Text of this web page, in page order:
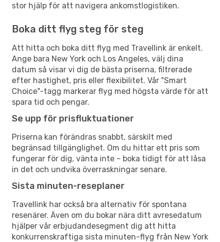
stor hjälp för att navigera ankomstlogistiken.
Boka ditt flyg steg för steg
Att hitta och boka ditt flyg med Travellink är enkelt.
Ange bara New York och Los Angeles, välj dina
datum så visar vi dig de bästa priserna, filtrerade
efter hastighet, pris eller flexibilitet. Vår "Smart
Choice"-tagg markerar flyg med högsta värde för att
spara tid och pengar.
Se upp för prisfluktuationer
Priserna kan förändras snabbt, särskilt med
begränsad tillgänglighet. Om du hittar ett pris som
fungerar för dig, vänta inte – boka tidigt för att låsa
in det och undvika överraskningar senare.
Sista minuten-reseplaner
Travellink har också bra alternativ för spontana
resenärer. Även om du bokar nära ditt avresedatum
hjälper vår erbjudandesegment dig att hitta
konkurrenskraftiga sista minuten-flyg från New York